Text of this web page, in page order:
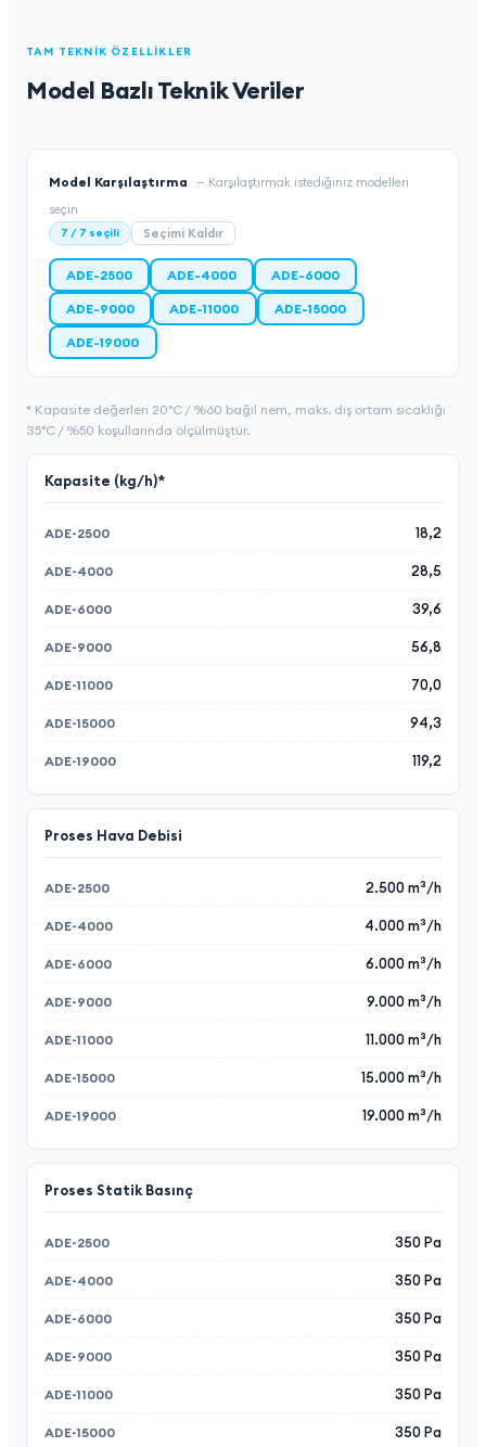
TAM TEKNIK ÖZELLIKLER
Model Bazlı Teknik Veriler
Model Karşılaştırma — Karşılaştırmak istediğiniz modelleri
seçin
7 / 7 seçili Seçimi Kaldır
ADE-2500 ADE-4000 ADE-6000
ADE-9000 ADE-11000 ADE-15000
ADE-19000
* Kapasite değerleri 20°C / %60 bağıl nem, maks. dış ortam sıcaklığı
35°C / %50 koşullarında ölçülmüştür.
Kapasite (kg/h)*
18,2
28,5
39,6
56,8
70,0
94,3
119,2
Proses Hava Debisi
2.500 m³/h
4.000 m³/h
6.000 m³/h
9.000 m³/h
11.000 m³/h
15.000 m³/h
19.000 m³/h
Proses Statik Basınç
350 Pa
350 Pa
350 Pa
350 Pa
350 Pa
350 Pa